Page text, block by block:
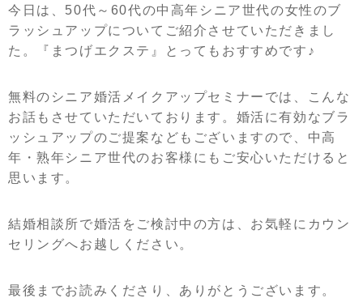
今日は、50代～60代の中高年シニア世代の女性のブ
ラッシュアップについてご紹介させていただきまし
た。『まつげエクステ』とってもおすすめです♪
無料のシニア婚活メイクアップセミナーでは、こんな
お話もさせていただいております。婚活に有効なブラ
ッシュアップのご提案などもございますので、中高
年・熟年シニア世代のお客様にもご安心いただけると
思います。
結婚相談所で婚活をご検討中の方は、お気軽にカウン
セリングへお越しください。
最後までお読みくださり、ありがとうございます。